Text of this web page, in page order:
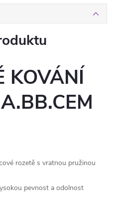
KOVÁNÍ
rozetě s vratnou pružinou
pevnost a odolnost